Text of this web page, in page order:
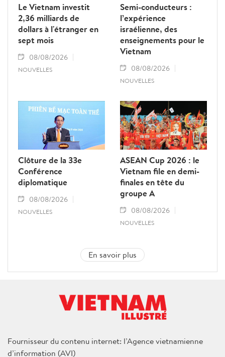
Le Vietnam investit
2,36 milliards de
dollars à l'étranger en
sept mois
08/08/2026
NOUVELLES
Semi-conducteurs :
l’expérience
israélienne, des
enseignements pour le
Vietnam
08/08/2026
NOUVELLES
Clôture de la 33e
Conférence
diplomatique
08/08/2026
NOUVELLES
ASEAN Cup 2026 : le
Vietnam file en demi-
finales en tête du
groupe A
08/08/2026
NOUVELLES
En savoir plus
Fournisseur du contenu internet: l’Agence vietnamienne
d’information (AVI)